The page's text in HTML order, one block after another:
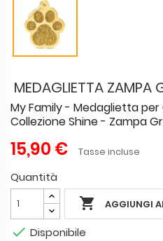
MEDAGLIETTA ZAMPA
My Family - Medaglietta
Collezione Shine - Zampa
15,90 € Tasse incluse
Quantità
 AGGIUNGI
 Disponibile